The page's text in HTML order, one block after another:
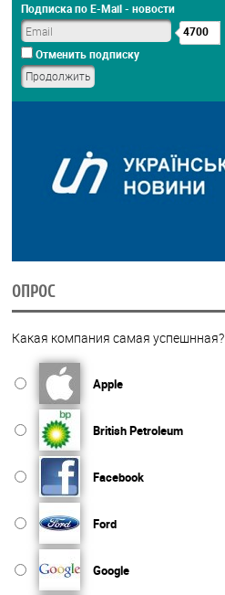
Подписка по E-Mail - новости
4700
Отменить подписку
ОПРОС
Какая компания самая успешнная?
Apple
British Petroleum
Facebook
Ford
Google